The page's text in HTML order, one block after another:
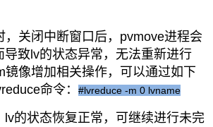
，关闭中断窗口后，pvmove进程会
导致lv的状态异常，无法重新进行
镜像增加相关操作，可以通过如下
命令：
#lvreduce -m 0 lvname
lv的状态恢复正常，可继续进行未完